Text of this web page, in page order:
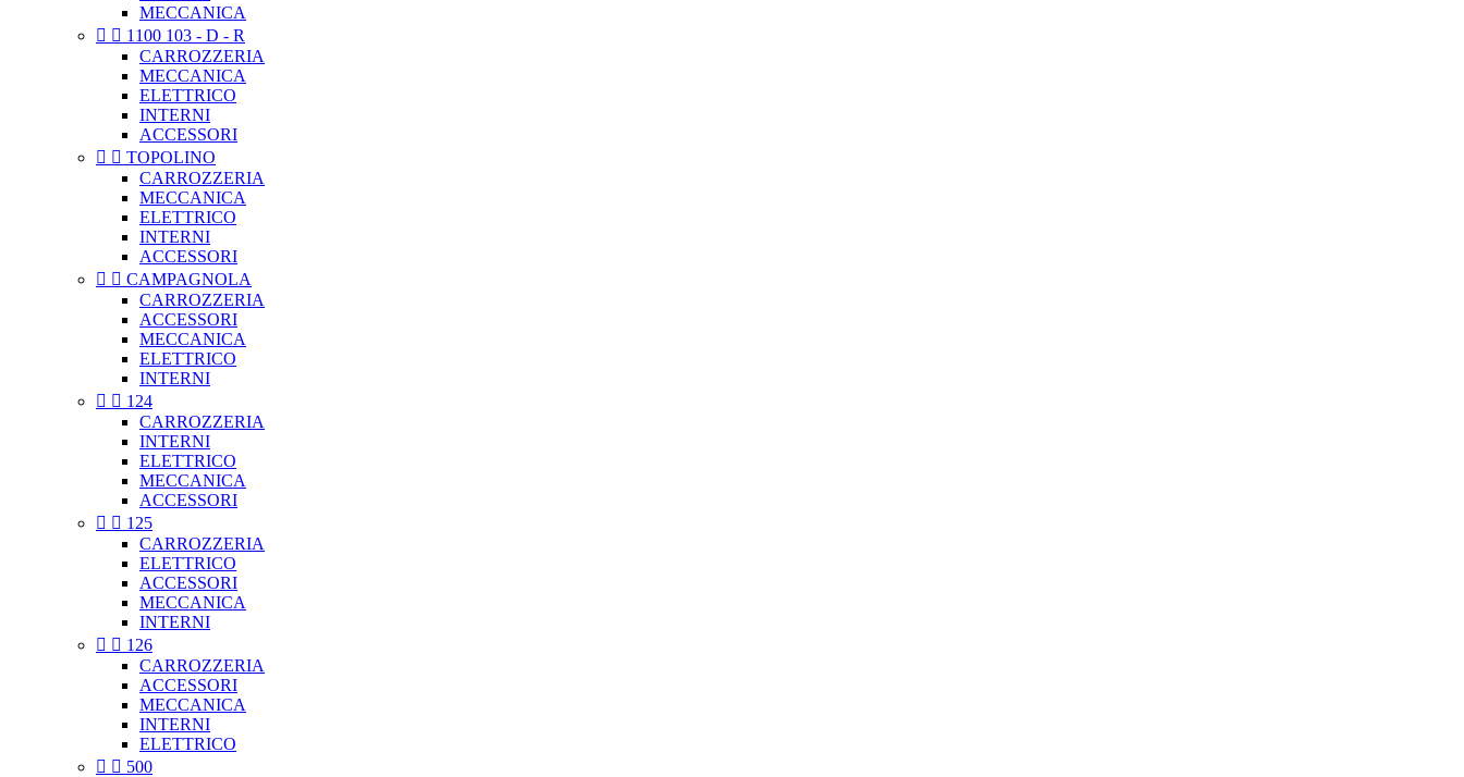
MECCANICA
  1100 103 - D - R
CARROZZERIA
MECCANICA
ELETTRICO
INTERNI
ACCESSORI
  TOPOLINO
CARROZZERIA
MECCANICA
ELETTRICO
INTERNI
ACCESSORI
  CAMPAGNOLA
CARROZZERIA
ACCESSORI
MECCANICA
ELETTRICO
INTERNI
  124
CARROZZERIA
INTERNI
ELETTRICO
MECCANICA
ACCESSORI
  125
CARROZZERIA
ELETTRICO
ACCESSORI
MECCANICA
INTERNI
  126
CARROZZERIA
ACCESSORI
MECCANICA
INTERNI
ELETTRICO
  500